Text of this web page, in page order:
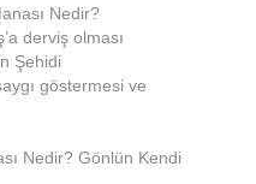
Nedir?
derviş olması
Şehidi
göstermesi ve
Nedir? Gönlün Kendi